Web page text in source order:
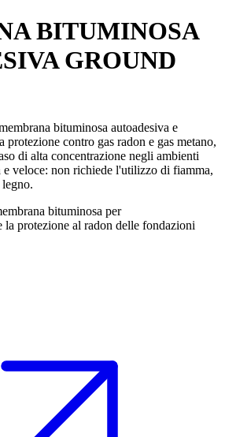
BITUMINOSA
GROUND
bituminosa autoadesiva e
protezione contro gas radon e gas metano,
di alta concentrazione negli ambienti
e veloce: non richiede l'utilizzo di fiamma,
bituminosa per
la protezione al radon delle fondazioni